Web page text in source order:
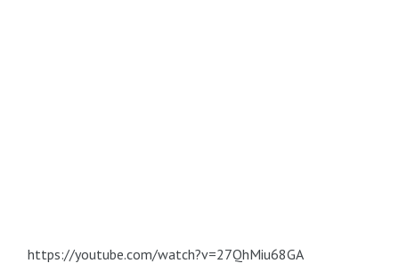
https://youtube.com/watch?v=27QhMiu68GA